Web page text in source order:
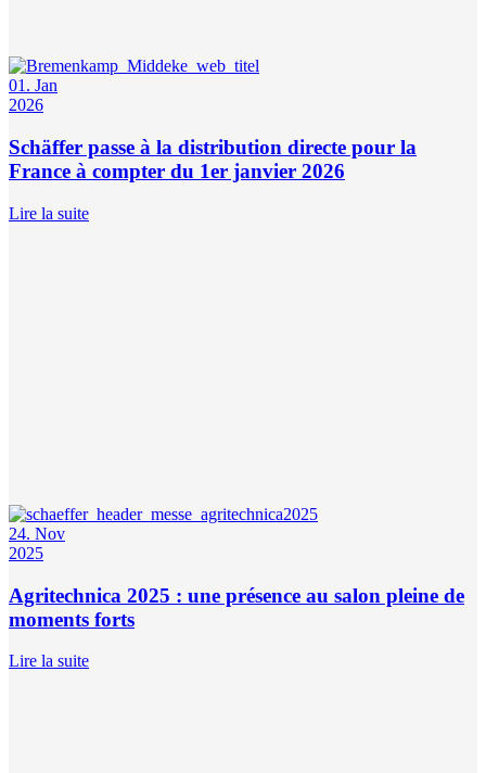
01. Jan
2026
Schäffer passe à la distribution directe pour la
France à compter du 1er janvier 2026
Lire la suite
24. Nov
2025
Agritechnica 2025 : une présence au salon pleine de
moments forts
Lire la suite